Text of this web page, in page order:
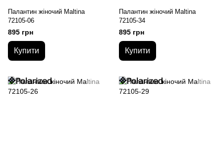
Палантин жіночий Maltina
72105-06
895 грн
Купити
Палантин жіночий Maltina
72105-34
895 грн
Купити